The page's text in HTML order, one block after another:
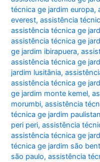
técnica ge jardim europa,
everest,assistência
assistência técnica ge
assistência técnica ge
ge jardim ibirapuera,
assistência técnica ge
jardim lusitânia,
assistência técnica ge
ge jardim monte kemel,
morumbi,assistência
técnica ge jardim
peri peri,assistência
assistência técnica ge
técnica ge jardim são
são paulo,assistência